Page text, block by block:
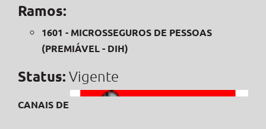
Ramos:
1601 - MICROSSEGUROS DE PESSOAS
(PREMIÁVEL - DIH)
Status: Vigente
CANAIS DE